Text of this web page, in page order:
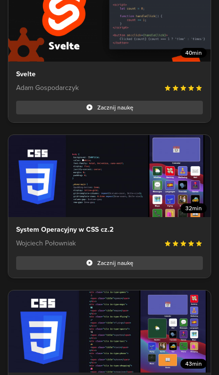
40min
Svelte
Adam Gospodarczyk
Zacznij naukę
32min
System Operacyjny w CSS cz.2
Wojciech Połowniak
Zacznij naukę
43min